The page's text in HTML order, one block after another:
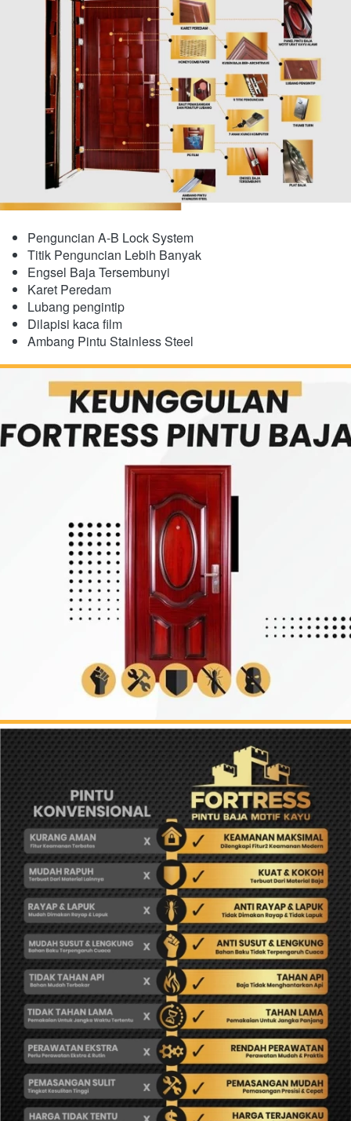
Penguncian A-B Lock System
Titik Penguncian Lebih Banyak
Engsel Baja Tersembunyi
​Karet Peredam
Lubang pengintip
Dilapisi kaca film
Ambang Pintu Stainless Steel